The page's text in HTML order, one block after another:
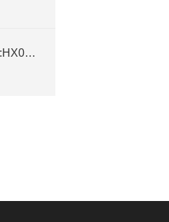
EMCEE美国电导率仪型号:HX03-1153的技术介绍